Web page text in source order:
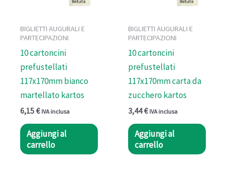
BIGLIETTI AUGURALI E
PARTECIPAZIONI
10 cartoncini
prefustellati
117x170mm bianco
martellato kartos
6,15€ IVA inclusa
Aggiungi al
carrello
BIGLIETTI AUGURALI E
PARTECIPAZIONI
10 cartoncini
prefustellati
117x170mm carta da
zucchero kartos
3,44€ IVA inclusa
Aggiungi al
carrello